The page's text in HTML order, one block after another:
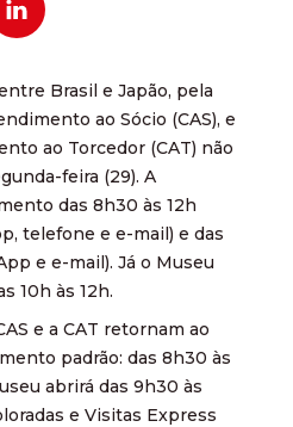
Brasil e Japão, pela
ao Sócio (CAS), e
ao Torcedor (CAT) não
feira (29). A
das 8h30 às 12h
telefone e e-mail) e das
e e-mail). Já o Museu
10h às 12h.
e a CAT retornam ao
padrão: das 8h30 às
abrirá das 9h30 às
e Visitas Express